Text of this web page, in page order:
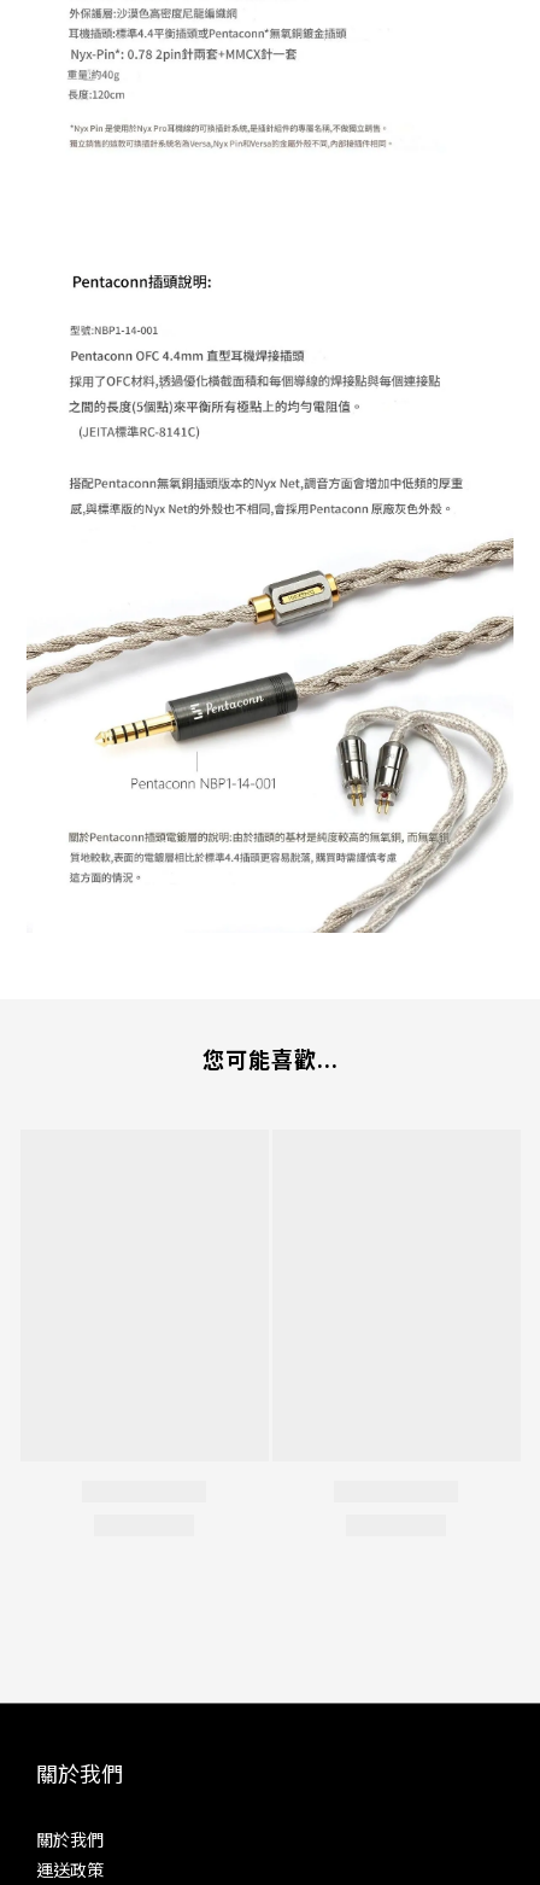
您可能喜歡...
關於我們
關於我們
運送政策